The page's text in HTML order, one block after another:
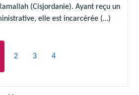
(Cisjordanie). Ayant reçu un
elle est incarcérée (…)
2 3 4